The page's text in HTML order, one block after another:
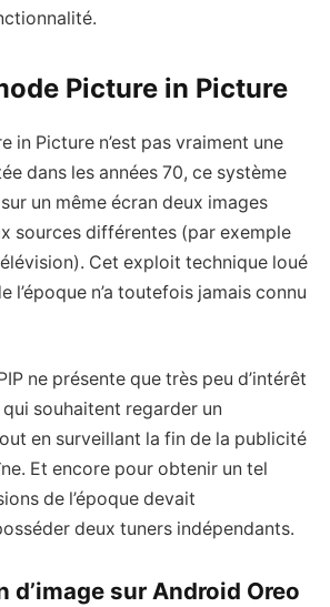
Picture in Picture
in Picture n’est pas vraiment une
dans les années 70, ce système
un même écran deux images
sources différentes (par exemple
Cet exploit technique loué
l’époque n’a toutefois jamais connu
ne présente que très peu d’intérêt
souhaitent regarder un
en surveillant la fin de la publicité
Et encore pour obtenir un tel
de l’époque devait
deux tuners indépendants.
d’image sur Android Oreo